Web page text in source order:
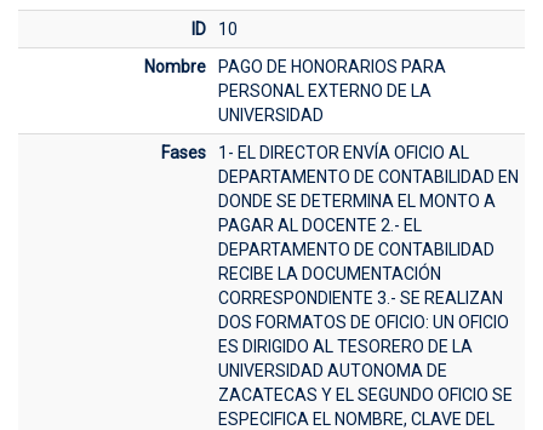
ID
10
Nombre
PAGO DE HONORARIOS PARA
PERSONAL EXTERNO DE LA
UNIVERSIDAD
Fases
1- EL DIRECTOR ENVÍA OFICIO AL
DEPARTAMENTO DE CONTABILIDAD EN
DONDE SE DETERMINA EL MONTO A
PAGAR AL DOCENTE 2.- EL
DEPARTAMENTO DE CONTABILIDAD
RECIBE LA DOCUMENTACIÓN
CORRESPONDIENTE 3.- SE REALIZAN
DOS FORMATOS DE OFICIO: UN OFICIO
ES DIRIGIDO AL TESORERO DE LA
UNIVERSIDAD AUTONOMA DE
ZACATECAS Y EL SEGUNDO OFICIO SE
ESPECIFICA EL NOMBRE, CLAVE DEL